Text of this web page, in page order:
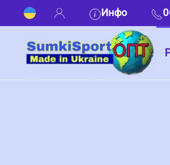
Инфо